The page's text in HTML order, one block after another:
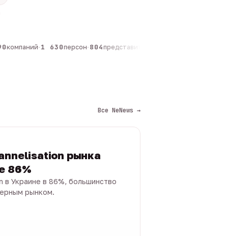
компаний·1 630персон·804представителей
Все NeNews →
рынка
86%
в Украине в 86%, большинство
рынком.